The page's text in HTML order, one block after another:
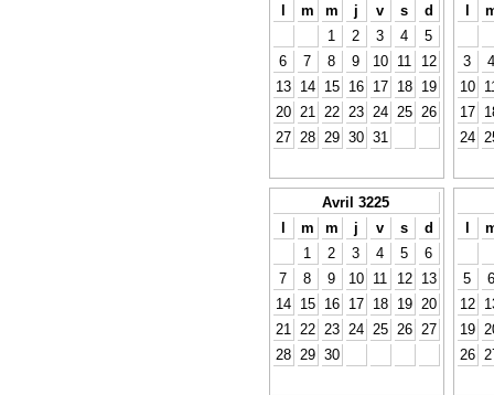
l
m m j v s
d
1
2 3 4
5
6
7 8 9 10 11
12
13
14 15 16 17 18
19
20
21 22 23 24 25
26
27
28 29 30 31
l
3
4
10
17
24
Avril 3225
l
m m j v s
d
1
2 3 4 5
6
7
8 9 10 11 12
13
14
15 16 17 18 19
20
21
22 23 24 25 26
27
28
29 30
l
5
6
12
19
26